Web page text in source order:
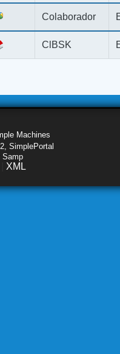
Colaborador
ClBSK
Machines
SimplePortal
Samp
XML